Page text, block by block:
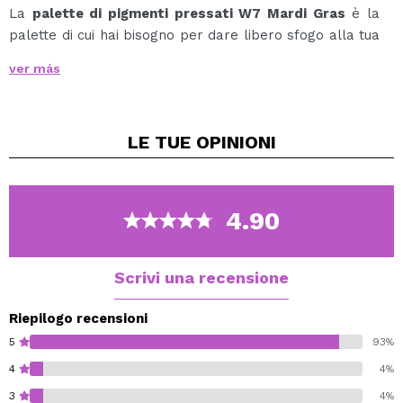
La palette di pigmenti pressati W7 Mardi Gras è la
palette di cui hai bisogno per dare libero sfogo alla tua
È tempo di celebrare il potere della libera espressione
Crea i look più originali con questa combinazione degli
Comprende 31 tonalità dal finish opaco, 6 dal finish
shimmer e 3 metallizzati.
Con questa palette puoi creare innumerevoli look per
Fai risaltare te e il tuo aspetto dalla massa con questa
Cruelty free.
Vegan.
Paraben-free.
ver más
LE TUE OPINIONI
4.90
Scrivi una recensione
Riepilogo recensioni
5 93%
4 4%
3 4%